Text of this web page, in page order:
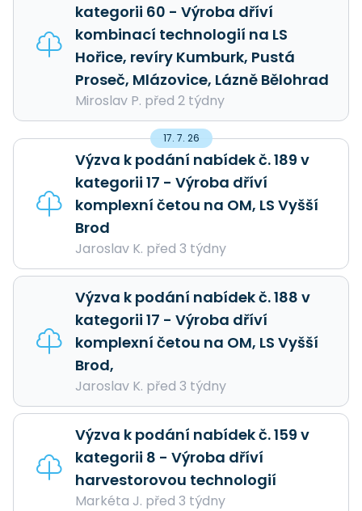
kategorii 60 - Výroba dříví
kombinací technologií na LS
Hořice, revíry Kumburk, Pustá
Proseč, Mlázovice, Lázně Bělohrad
Miroslav P. před 2 týdny
17. 7. 26
Výzva k podání nabídek č. 189 v
kategorii 17 - Výroba dříví
komplexní četou na OM, LS Vyšší
Brod
Jaroslav K. před 3 týdny
Výzva k podání nabídek č. 188 v
kategorii 17 - Výroba dříví
komplexní četou na OM, LS Vyšší
Brod,
Jaroslav K. před 3 týdny
Výzva k podání nabídek č. 159 v
kategorii 8 - Výroba dříví
harvestorovou technologií
Markéta J. před 3 týdny